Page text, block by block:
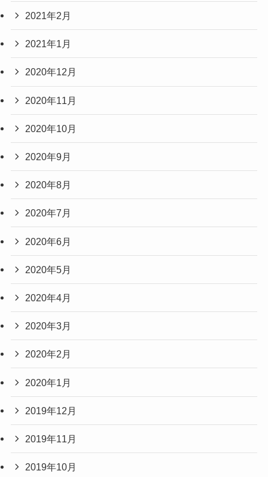
2021年2月
2021年1月
2020年12月
2020年11月
2020年10月
2020年9月
2020年8月
2020年7月
2020年6月
2020年5月
2020年4月
2020年3月
2020年2月
2020年1月
2019年12月
2019年11月
2019年10月